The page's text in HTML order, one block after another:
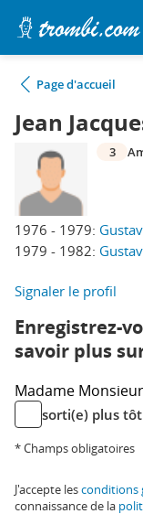
Page d'accueil
Jean
1976 - 1979:
1979 - 1982:
3
Signaler le profil
Enregistrez-
savoir plus
Madame Monsieur
sorti(e) plus tôt
* Champs obligatoires
J'accepte lesconditions
connaissance de la